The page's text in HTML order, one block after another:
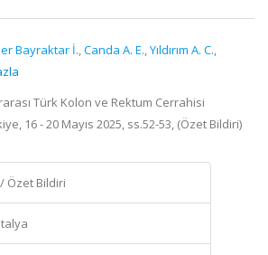
Bayraktar İ.,Canda A. E.,Yıldırım A. C.,
Türk Kolon ve Rektum Cerrahisi
16 - 20 Mayıs 2025, ss.52-53, (Özet Bildiri)
Özet Bildiri